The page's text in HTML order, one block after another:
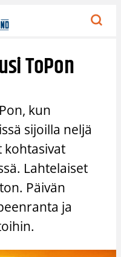
ToPon
kun
sijoilla neljä
kohtasivat
Lahtelaiset
Päivän
ja